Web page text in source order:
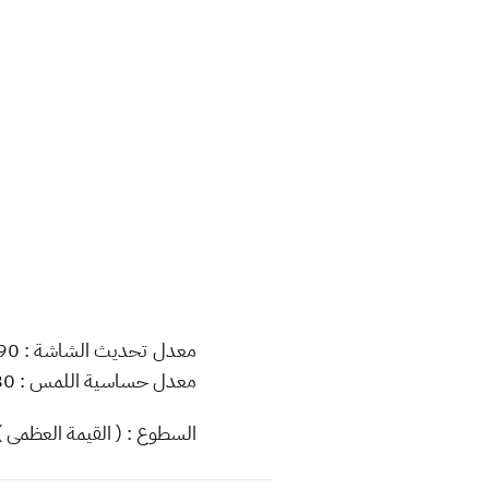
معدل تحديث الشاشة : 90 هرتز.
معدل حساسية اللمس : 180 هرتز.
السطوع : ( القيمة العظمى ) 560